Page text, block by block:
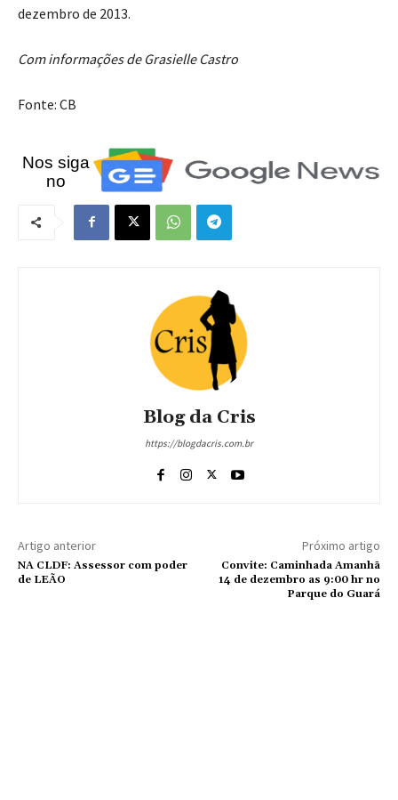
dezembro de 2013.
Com informações de Grasielle Castro
Fonte: CB
Nos siga
no
Blog da Cris
https://blogdacris.com.br
Artigo anterior
NA CLDF: Assessor com poder
de LEÃO
Próximo artigo
Convite: Caminhada Amanhã
14 de dezembro as 9:00 hr no
Parque do Guará